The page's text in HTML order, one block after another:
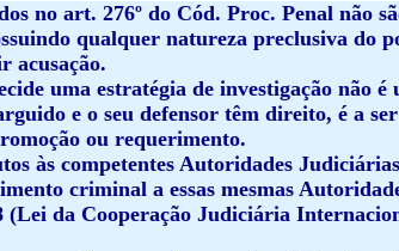
no art. 276º do Cód. Proc. Penal não
qualquer natureza preclusiva do
acusação.
uma estratégia de investigação não
e o seu defensor têm direito, é a
ou requerimento.
às competentes Autoridades
criminal a essas mesmas
(Lei da Cooperação Judiciária